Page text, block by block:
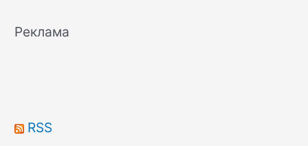
r
:
Реклама
RSS